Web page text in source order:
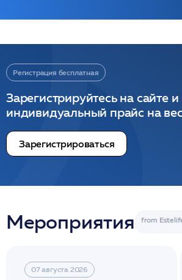
Регистрация бесплатная
Зарегистрируйтесь на сайте
индивидуальный прайс на
Зарегистрироваться
Мероприятия
07 августа 2026